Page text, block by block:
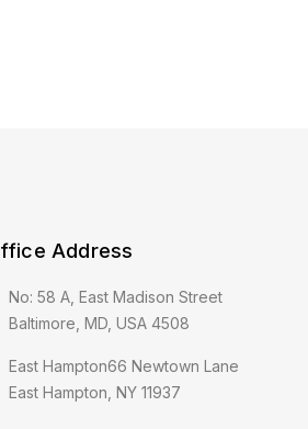
Address
No: 58 A, East Madison Street
Baltimore, MD, USA 4508
East Hampton66 Newtown Lane
East Hampton, NY 11937